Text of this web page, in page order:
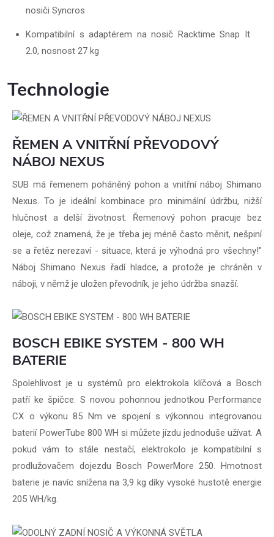
nosiči Syncros
Kompatibilní s adaptérem na nosič Racktime Snap It
2.0, nosnost 27 kg
Technologie
ŘEMEN A VNITŘNÍ PŘEVODOVÝ
NÁBOJ NEXUS
SUB má řemenem poháněný pohon a vnitřní náboj Shimano
Nexus. To je ideální kombinace pro minimální údržbu, nižší
hlučnost a delší životnost. Řemenový pohon pracuje bez
oleje, což znamená, že je třeba jej méně často měnit, nešpiní
se a řetěz nerezaví - situace, která je výhodná pro všechny!"
Náboj Shimano Nexus řadí hladce, a protože je chráněn v
náboji, v němž je uložen převodník, je jeho údržba snazší.
BOSCH EBIKE SYSTEM - 800 WH
BATERIE
Spolehlivost je u systémů pro elektrokola klíčová a Bosch
patří ke špičce. S novou pohonnou jednotkou Performance
CX o výkonu 85 Nm ve spojení s výkonnou integrovanou
baterií PowerTube 800 WH si můžete jízdu jednoduše užívat. A
pokud vám to stále nestačí, elektrokolo je kompatibilní s
prodlužovačem dojezdu Bosch PowerMore 250. Hmotnost
baterie je navíc snížena na 3,9 kg díky vysoké hustotě energie
205 WH/kg.